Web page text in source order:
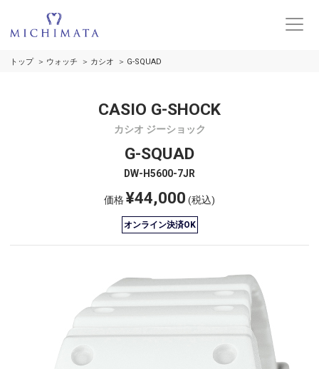
トップ ウォッチ カシオ G-SQUAD
CASIO G-SHOCK
カシオ ジーショック
G-SQUAD
DW-H5600-7JR
価格¥44,000 (税込)
オンライン決済OK